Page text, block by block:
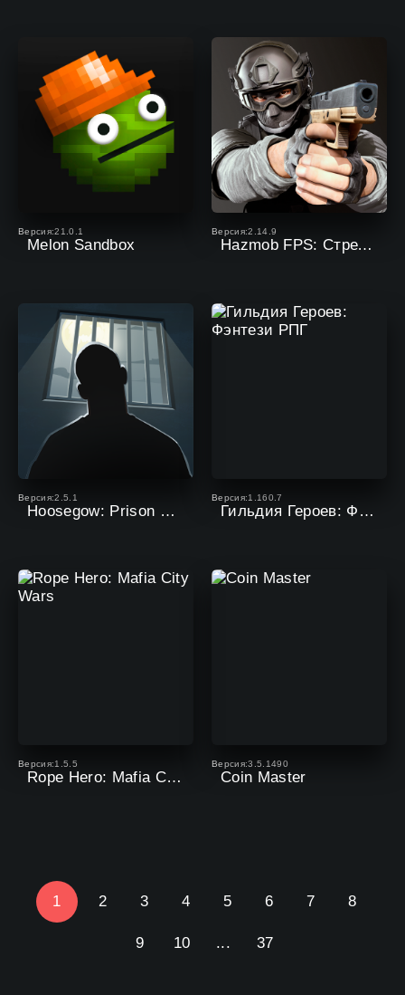
Версия:21.0.1
Melon Sandbox
Версия:2.14.9
Hazmob FPS: Стрелялки Онлайн
Версия:2.5.1
Hoosegow: Prison Survival
Версия:1.160.7
Гильдия Героев: Фэнтези РПГ
Версия:1.5.5
Rope Hero: Mafia City Wars
Версия:3.5.1490
Coin Master
1 2 3 4 5 6 7 8
9 10 ... 37